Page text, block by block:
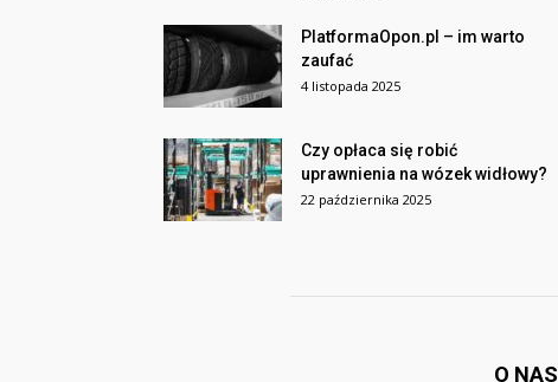
PlatformaOpon.pl – im warto
zaufać
4 listopada 2025
Czy opłaca się robić
uprawnienia na wózek widłowy?
22 października 2025
O NAS